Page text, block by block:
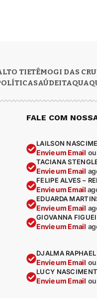
TIETÊMOGI DAS
SAÚDE
FALE COM
LAILSON
Envie um Email ou
TACIANA
Envie um Email
FELIPE ALVES –
Envie um Email
EDUARDA
Envie um Email
GIOVANNA
Envie um Email
DJALMA
Envie um Email ou
LUCY
Envie um Email ou